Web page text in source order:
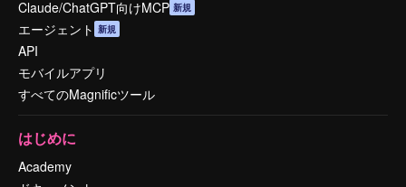
Claude/ChatGPT向けMCP 新規
エージェント 新規
API
モバイルアプリ
すべてのMagnificツール
はじめに
Academy